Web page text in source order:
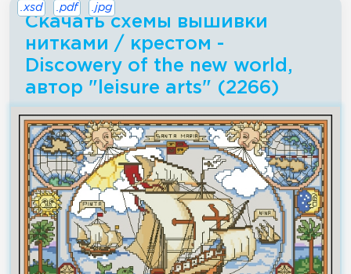
Скачать схемы вышивки
нитками / крестом -
Discowery of the new world,
автор "leisure arts" (2266)
.xsd .pdf .jpg